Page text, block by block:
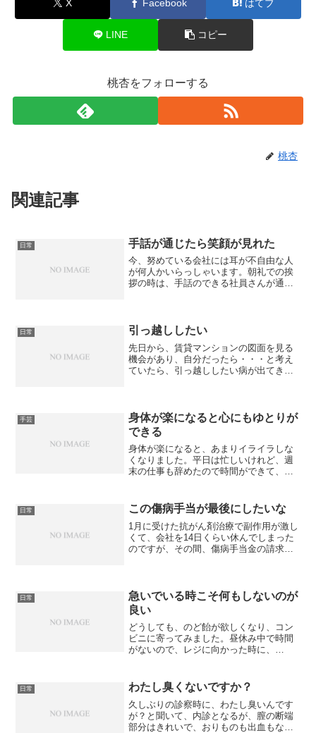
X Facebook はてブ
LINE コピー
桃杏をフォローする
桃杏
関連記事
日常 手話が通じたら笑顔が見れた
今、努めている会社には耳が不自由な人
が何人かいらっしゃいます。朝礼での挨
拶の時は、手話のできる社員さんが通訳
り、挨拶ぐらいならできるか...
日常 引っ越ししたい
先日から、賃貸マンションの図面を見る
機会があり、自分だったら・・・と考え
ていたら、引っ越ししたい病が出てきま
きたので、それなら丸ごと...
手芸
身体が楽になると心にもゆとりが
できる
身体が楽になると、あまりイライラしな
くなりました。平日は忙しいけれど、週
末の仕事も辞めたので時間ができて、余
き、使わないものを処分しないといけな
いと思い、引き出し2つを占...
日常 この傷病手当が最後にしたいな
1月に受けた抗がん剤治療で副作用が激し
くて、会社を14日くらい休んでしまった
のですが、その間、傷病手当金の請求を
の日以降分は不支給...
日常
急いでいる時こそ何もしないのが
良い
どうしても、のど飴が欲しくなり、コン
ビニに寄ってみました。昼休み中で時間
がないので、レジに向かった時に、
ろしいですか？』 と。そんな注文をし
ていない旨を伝えると、『S...
日常 わたし臭くないですか？
久しぶりの診察時に、わたし臭いんです
が？と聞いて、内診となるが、膣の断端
部分はきれいで、おりものも出血もなか